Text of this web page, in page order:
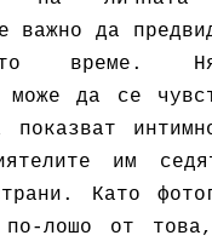
важно да
време.
може да се
показват
им
Като
по-лошо от